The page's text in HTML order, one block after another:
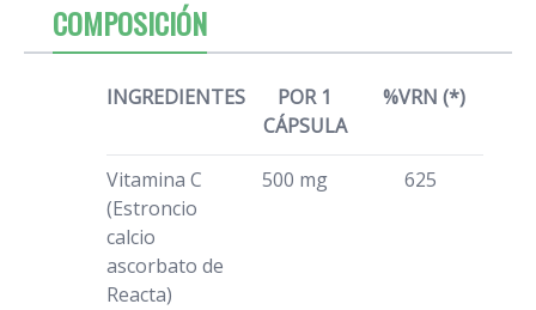
COMPOSICIÓN
INGREDIENTES
POR 1
CÁPSULA
%VRN (*)
Vitamina C
(Estroncio
calcio
ascorbato de
Reacta)
500 mg 625